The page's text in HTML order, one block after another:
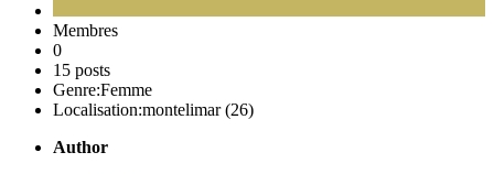
Membres
0
15 posts
Genre:Femme
Localisation:montelimar (26)
Author